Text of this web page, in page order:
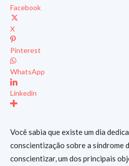
Facebook
X
Pinterest
WhatsApp
Linkedin
Você sabia que existe um dia
conscientização sobre a síndrome
conscientizar, um dos principais